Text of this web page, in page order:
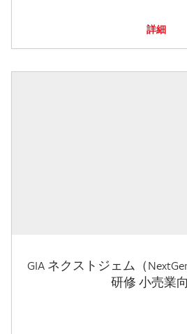
詳細
GIA ネクストジェム（
研修 小売業